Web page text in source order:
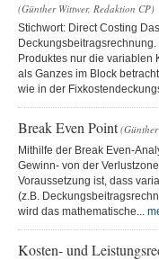
(Günther Wittwer, Redaktion CP)
Stichwort: Direct Costing
Produktes nur die variablen
als Ganzes im Block
wie in der
Break Even Point
Mithilfe der Break Even-
Gewinn- von der
Voraussetzung ist, dass
(z.B.
wird das mathematische...
Kosten- und